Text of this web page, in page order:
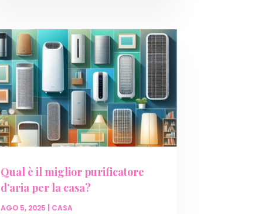
Qual è il miglior purificatore
d’aria per la casa?
AGO 5, 2025 CASA